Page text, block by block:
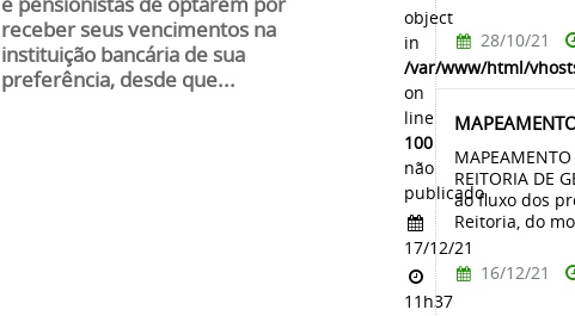
receber seus vencimentos na
instituição bancária de sua
preferência, desde que...
object
in
/var/www/html/
on
line
100
não
publicado
17/12/21
11h37
28/10/21
MAPEAMENTO
REITORIA DE
ao fluxo dos
Reitoria, do
16/12/21